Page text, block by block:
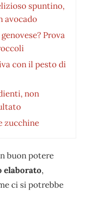
spuntino,
avocado
Prova
con il pesto di
non
zucchine
buon potere
elaborato,
ci si potrebbe